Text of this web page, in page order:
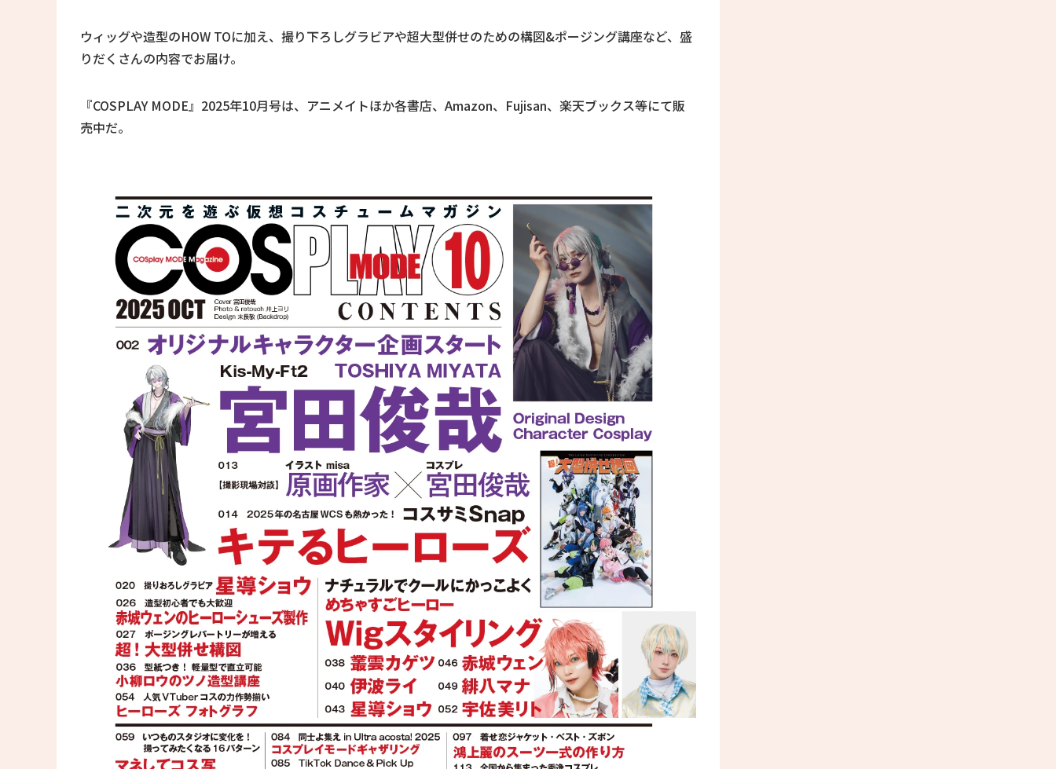
ウィッグや造型のHOW TOに加え、撮り下ろしグラビアや超大型併せのための構図&ポージング講座など、盛
りだくさんの内容でお届け。
『COSPLAY MODE』2025年10月号は、アニメイトほか各書店、Amazon、Fujisan、楽天ブックス等にて販
売中だ。